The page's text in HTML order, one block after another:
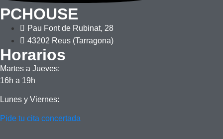
HP EliteBook 645 G11
PCHOUSE
Pau Font de Rubinat, 28
43202 Reus (Tarragona)
Horarios
Martes a Jueves:
16h a 19h
Lunes y Viernes:
Pide tu cita concertada